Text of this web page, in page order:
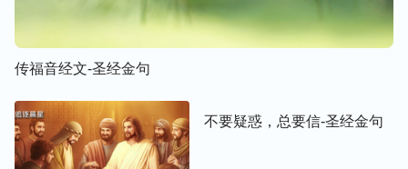
传福音经文-圣经金句
不要疑惑，总要信-圣经金句